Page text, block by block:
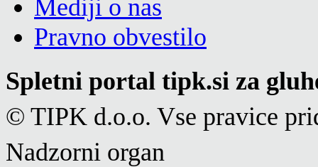
Mediji o nas
Pravno obvestilo
Spletni portal tipk.si za
© TIPK d.o.o. Vse pravice
Nadzorni organ